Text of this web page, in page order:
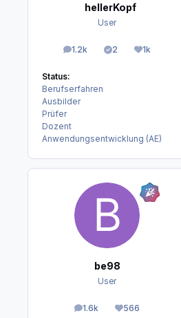
hellerKopf
User
1.2k
Beiträge 2
Lösungen
1k
Reputation
Status:
Berufserfahren
Ausbilder
Prüfer
Dozent
Anwendungsentwicklung (AE)
be98
User
1.6k
Beiträge 566
Reputation